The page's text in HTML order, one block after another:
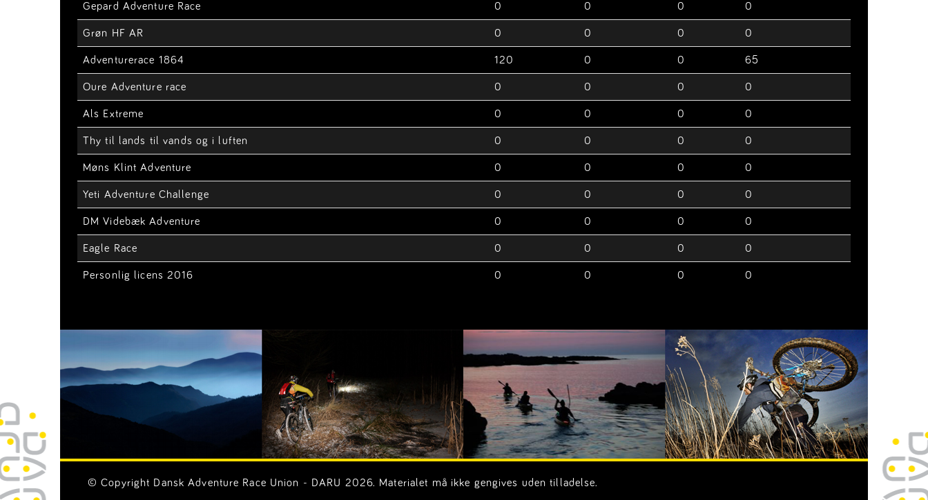
Gepard Adventure Race 0 0 0 0
Grøn HF AR 0 0 0 0
Adventurerace 1864 120 0 0 65
Oure Adventure race 0 0 0 0
Als Extreme 0 0 0 0
Thy til lands til vands og i luften 0 0 0 0
Møns Klint Adventure 0 0 0 0
Yeti Adventure Challenge 0 0 0 0
DM Videbæk Adventure 0 0 0 0
Eagle Race 0 0 0 0
Personlig licens 2016 0 0 0 0
© Copyright Dansk Adventure Race Union - DARU 2026. Materialet må ikke gengives uden tilladelse.